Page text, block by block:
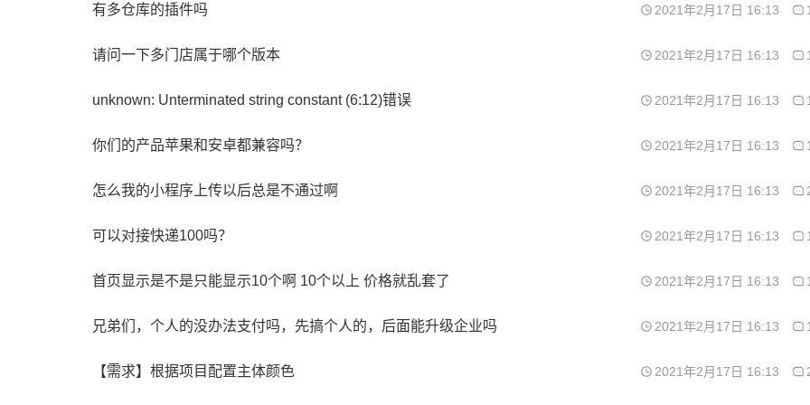
有多仓库的插件吗 2021年2月17日 16:13
请问一下多门店属于哪个版本 2021年2月17日 16:13
unknown: Unterminated string constant (6:12)错误 2021年2月17日 16:13
你们的产品苹果和安卓都兼容吗？ 2021年2月17日 16:13
怎么我的小程序上传以后总是不通过啊 2021年2月17日 16:13
可以对接快递100吗？ 2021年2月17日 16:13
首页显示是不是只能显示10个啊 10个以上 价格就乱套了 2021年2月17日 16:13
兄弟们，个人的没办法支付吗，先搞个人的，后面能升级企业吗 2021年2月17日 16:13
【需求】根据项目配置主体颜色 2021年2月17日 16:13